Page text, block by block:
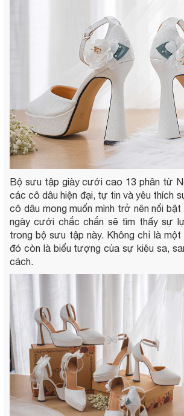
Bộ sưu tập giày cưới cao 13 phân từ
các cô dâu hiện đại, tự tin và yêu thích
cô dâu mong muốn mình trở nên nổi
ngày cưới chắc chắn sẽ tìm thấy sự
trong bộ sưu tập này. Không chỉ là
đó còn là biểu tượng của sự kiêu sa,
cách.